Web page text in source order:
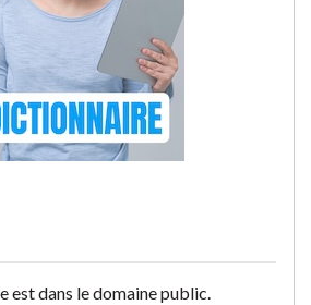
est dans le domaine public.